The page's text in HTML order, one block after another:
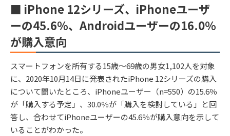
■ iPhone 12シリーズ、iPhoneユーザ
ーの45.6％、Androidユーザーの16.0％
が購入意向
スマートフォンを所有する15歳～69歳の男女1,102人を対象
に、2020年10月14日に発表されたiPhone 12シリーズの購入
について聞いたところ、iPhoneユーザー（n=550）の15.6％
が「購入する予定」、30.0％が「購入を検討している」と回
答し、合わせてiPhoneユーザーの45.6％が購入意向を示して
いることがわかった。